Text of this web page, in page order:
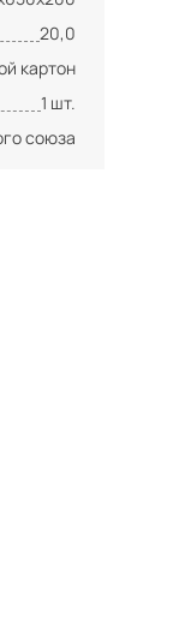
20,0
картон
1 шт.
союза